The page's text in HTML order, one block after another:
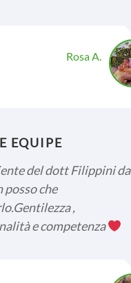
Rosa A.
EQUIPE
del dott Filippini da
posso che
,
e competenza